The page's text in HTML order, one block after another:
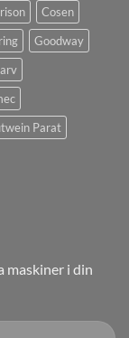
Cosen
Goodway
Parat
maskiner i din